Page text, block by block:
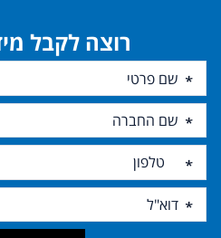
רוצה לקבל